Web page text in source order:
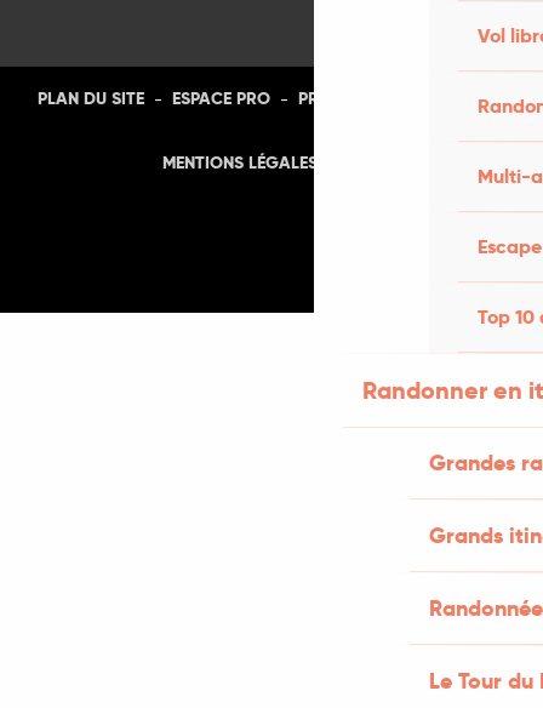
Vol
Multi-
Top
Randonner en
Grandes
Grands
Le Tour du
PLAN DU SITE - ESPACE PRO - PRESSE PHOTOTHÈQUE -
MENTIONS LÉGALES